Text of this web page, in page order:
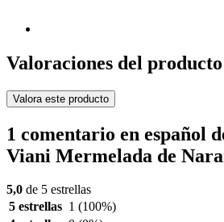
Valoraciones del producto
Valora este producto
1 comentario en español
Viani Mermelada de
5,0 de 5 estrellas
5 estrellas 1 (100%)